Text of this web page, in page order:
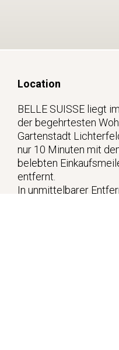
Location
BELLE SUISSE liegt
der begehrtesten
Gartenstadt
nur 10 Minuten mit
belebten
entfernt.
In unmittelbarer